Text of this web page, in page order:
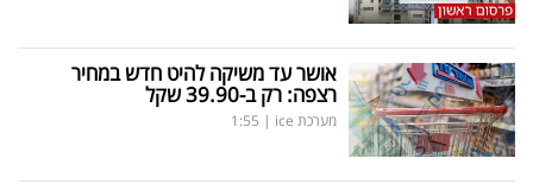
אושר עד משיקה להיט חדש במחיר
רצפה: רק ב-39.90 שקל
מערכת ice |
1:55